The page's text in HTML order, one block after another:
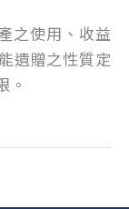
之使用、收益
遺贈之性質定
。